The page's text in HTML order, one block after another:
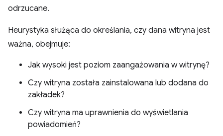
odrzucane.
Heurystyka służąca do określania, czy dana witryna jest
ważna, obejmuje:
Jak wysoki jest poziom zaangażowania w witrynę?
Czy witryna została zainstalowana lub dodana do
zakładek?
Czy witryna ma uprawnienia do wyświetlania
powiadomień?